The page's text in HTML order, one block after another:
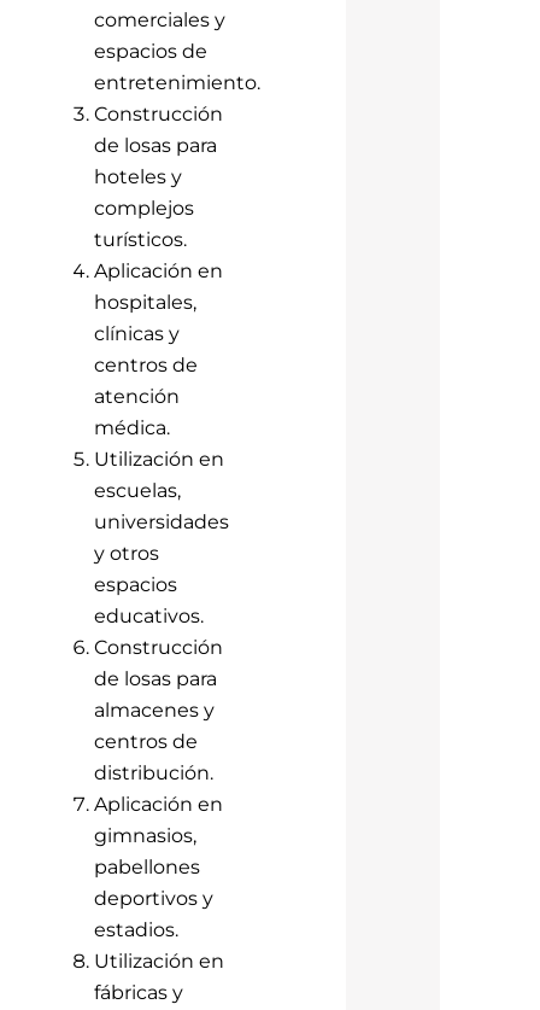
comerciales y
espacios de
entretenimiento.
Construcción
de losas para
hoteles y
complejos
turísticos.
Aplicación en
hospitales,
clínicas y
centros de
atención
médica.
Utilización en
escuelas,
universidades
y otros
espacios
educativos.
Construcción
de losas para
almacenes y
centros de
distribución.
Aplicación en
gimnasios,
pabellones
deportivos y
estadios.
Utilización en
fábricas y